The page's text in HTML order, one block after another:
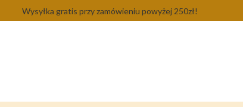
Wysyłka gratis przy zamówieniu powyżej 250zł!